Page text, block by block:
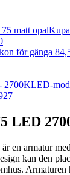
LED-
LED
en armatur
kan den
Armaturen